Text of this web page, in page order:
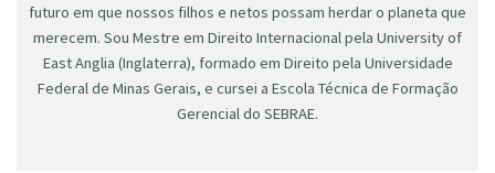
futuro em que nossos filhos e netos possam herdar o planeta que
merecem. Sou Mestre em Direito Internacional pela University of
East Anglia (Inglaterra), formado em Direito pela Universidade
Federal de Minas Gerais, e cursei a Escola Técnica de Formação
Gerencial do SEBRAE.